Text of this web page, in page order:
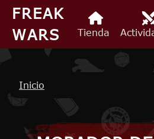
Pasar al contenido principal
FREAK
WARS
Tienda
Ruta de
Inicio